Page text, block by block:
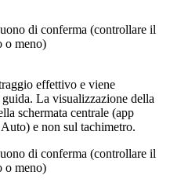
di conferma (controllare il
o meno)
effettivo e viene
La visualizzazione della
schermata centrale (app
e non sul tachimetro.
di conferma (controllare il
o meno)